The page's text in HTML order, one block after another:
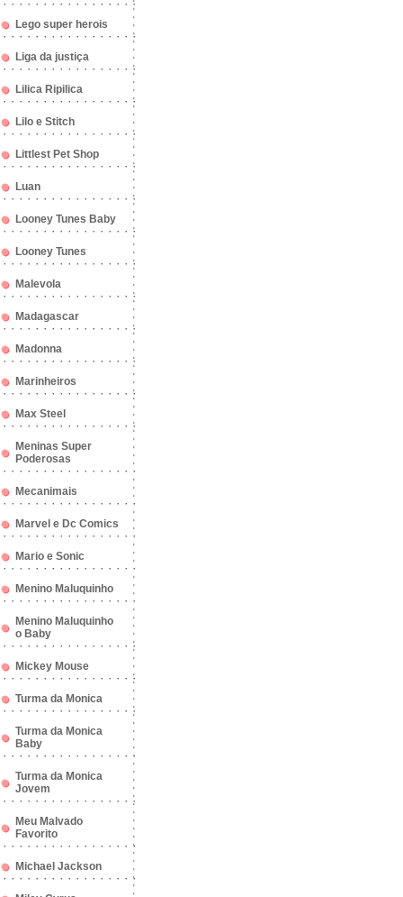
Lego super herois
Liga da justiça
Lilica Ripilica
Lilo e Stitch
Littlest Pet Shop
Luan
Looney Tunes Baby
Looney Tunes
Malevola
Madagascar
Madonna
Marinheiros
Max Steel
Meninas Super
Poderosas
Mecanimais
Marvel e Dc Comics
Mario e Sonic
Menino Maluquinho
Menino Maluquinho
o Baby
Mickey Mouse
Turma da Monica
Turma da Monica
Baby
Turma da Monica
Jovem
Meu Malvado
Favorito
Michael Jackson